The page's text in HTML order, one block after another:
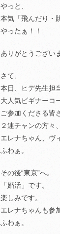
やっと、
本気「飛んだり・
やったぁ！！
ありがとうござい
さて、
本日、ヒデ先生担
大人気ビギナーコ
ご参加くださる皆
２連チャンの方々
エレナちゃん、ヴ
ふわぁ。
その後“東京”へ。
「婚活」です。
楽しみです。
エレナちゃんも参
ふわぁ。